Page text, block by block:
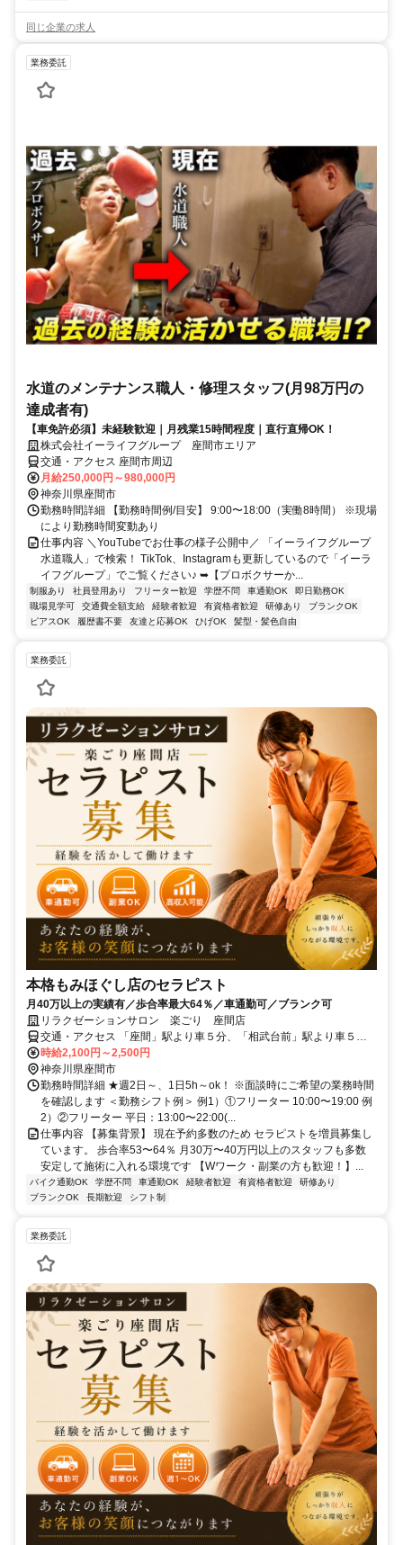
同じ企業の求人
業務委託
水道のメンテナンス職人・修理スタッフ(月98万円の
達成者有)
【車免許必須】未経験歓迎｜月残業15時間程度｜直行直帰OK！
株式会社イーライフグループ 座間市エリア
交通・アクセス 座間市周辺
月給250,000円～980,000円
神奈川県座間市
勤務時間詳細 【勤務時間例/目安】 9:00〜18:00（実働8時間） ※現場
により勤務時間変動あり
仕事内容 ＼YouTubeでお仕事の様子公開中／ 「イーライフグループ
水道職人」で検索！ TikTok、Instagramも更新しているので「イーラ
イフグループ」でご覧ください♪ ➥【プロボクサーか...
制服あり 社員登用あり フリーター歓迎 学歴不問 車通勤OK
即日勤務OK
職場見学可
交通費全額支給 経験者歓迎 有資格者歓迎 研修あり
ブランクOK
ピアスOK
履歴書不要 友達と応募OK ひげOK 髪型・髪色自由
業務委託
本格もみほぐし店のセラピスト
月40万以上の実績有／歩合率最大64％／車通勤可／ブランク可
リラクゼーションサロン 楽ごり 座間店
交通・アクセス 「座間」駅より車５分、「相武台前」駅より車５分
※無料駐車場あり
時給2,100円～2,500円
神奈川県座間市
勤務時間詳細 ★週2日～、1日5h～ok！ ※面談時にご希望の業務時間
を確認します ＜勤務シフト例＞ 例1）①フリーター 10:00〜19:00 例
2）②フリーター 平日：13:00〜22:00(...
仕事内容 【募集背景】 現在予約多数のため セラピストを増員募集し
ています。 歩合率53〜64％ 月30万〜40万円以上のスタッフも多数
安定して施術に入れる環境です 【Wワーク・副業の方も歓迎！】...
バイク通勤OK 学歴不問 車通勤OK 経験者歓迎 有資格者歓迎
研修あり
ブランクOK
長期歓迎 シフト制
業務委託